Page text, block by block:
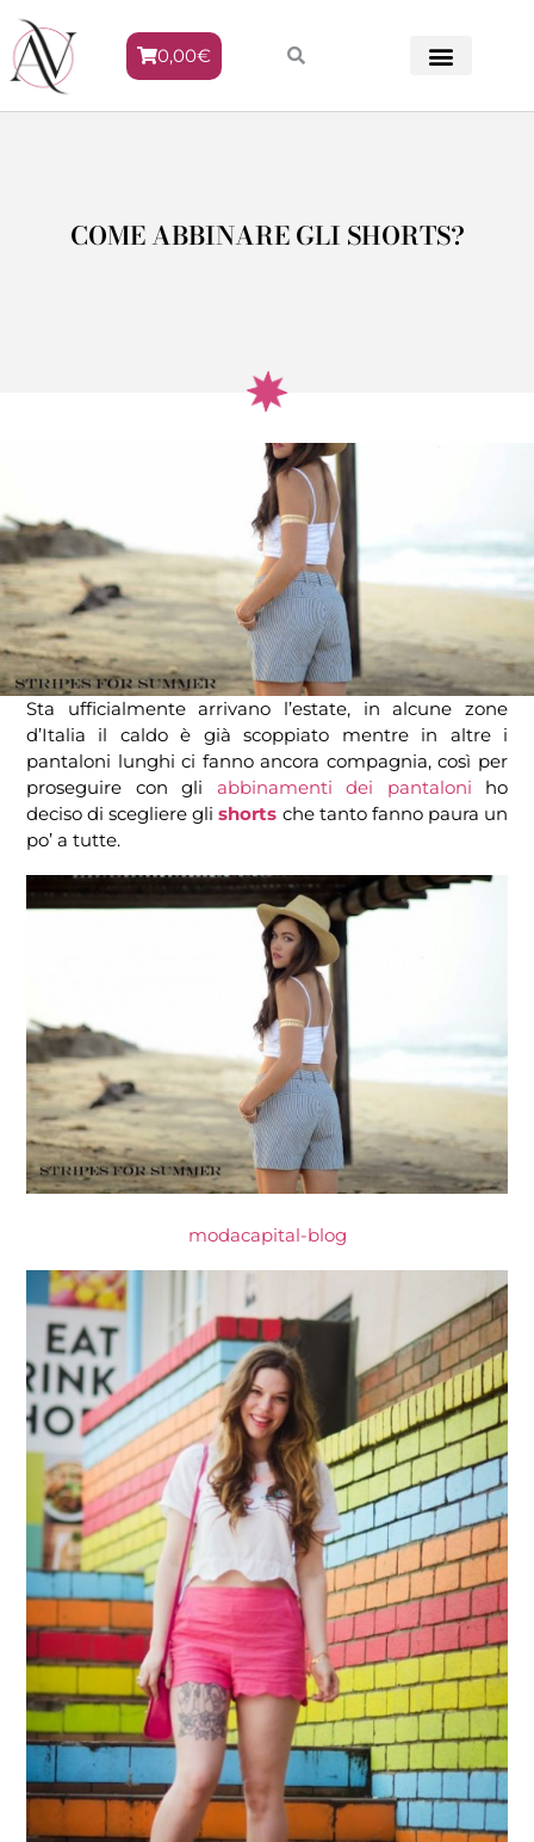
0,00€
COME ABBINARE GLI SHORTS?
Sta ufficialmente arrivano l’estate, in alcune zone
d’Italia il caldo è già scoppiato mentre in altre i
pantaloni lunghi ci fanno ancora compagnia, così per
proseguire con gli abbinamenti dei pantaloni ho
deciso di scegliere glishorts che tanto fanno paura un
po’ a tutte.
modacapital-blog